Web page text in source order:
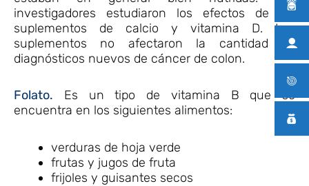
investigadores estudiaron los efectos de los
suplementos de calcio y vitamina D. Los
suplementos no afectaron la cantidad de
diagnósticos nuevos de cáncer de colon.
Folato. Es un tipo de vitamina B que se
encuentra en los siguientes alimentos:
verduras de hoja verde
frutas y jugos de fruta
frijoles y guisantes secos